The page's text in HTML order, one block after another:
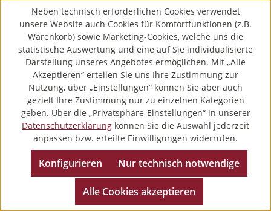
Prämiert
Neben technisch erforderlichen Cookies verwendet
unsere Website auch Cookies für Komfortfunktionen (z.B.
Warenkorb) sowie Marketing-Cookies, welche uns die
statistische Auswertung und eine auf Sie individualisierte
Darstellung unseres Angebotes ermöglichen. Mit „Alle
Akzeptieren“ erteilen Sie uns Ihre Zustimmung zur
Nutzung, über „Einstellungen“ können Sie aber auch
gezielt Ihre Zustimmung nur zu einzelnen Kategorien
geben. Über die „Privatsphäre-Einstellungen“ in unserer
Datenschutzerklärung können Sie die Auswahl jederzeit
anpassen bzw. erteilte Einwilligungen widerrufen.
Nur technisch notwendige
Konfigurieren
Alle Cookies akzeptieren